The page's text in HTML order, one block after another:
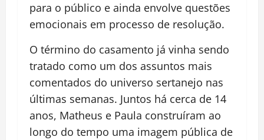
para o público e ainda envolve questões
emocionais em processo de resolução.
O término do casamento já vinha sendo
tratado como um dos assuntos mais
comentados do universo sertanejo nas
últimas semanas. Juntos há cerca de 14
anos, Matheus e Paula construíram ao
longo do tempo uma imagem pública de